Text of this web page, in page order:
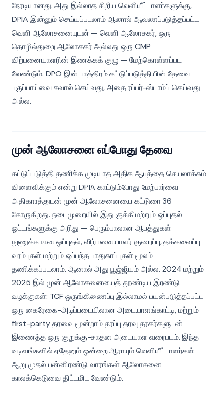
நேரடியானது. அது இல்லாத சிறிய வெளியீட்டாளர்களுக்கு,
DPIA இன்னும் செய்யப்படலாம் ஆனால் ஆவணப்படுத்தப்பட்ட
வெளி ஆலோசனையுடன் — வெளி ஆலோசகர், ஒரு
தொழில்துறை ஆலோசகர் அல்லது ஒரு CMP
விற்பனையாளரின் இணக்கக் குழு — மேற்கொள்ளப்பட
வேண்டும். DPO இன் பாத்திரம் கட்டுப்படுத்தியின் தேவை
பகுப்பாய்வை சவால் செய்வது, அதை ரப்பர்-ஸ்டாம்ப் செய்வது
அல்ல.
முன் ஆலோசனை எப்போது தேவை
கட்டுப்படுத்தி தணிக்க முடியாத அதிக ஆபத்தை செயலாக்கம்
விளைவிக்கும் என்று DPIA காட்டும்போது மேற்பார்வை
அதிகாரத்துடன் முன் ஆலோசனையை கட்டுரை 36
கோருகிறது. நடைமுறையில் இது குக்கீ மற்றும் ஒப்புதல்
ஓட்டங்களுக்கு அரிது — பெரும்பாலான ஆபத்துகள்
நுணுக்கமான ஒப்புதல், விற்பனையாளர் குறைப்பு, தக்கவைப்பு
வரம்புகள் மற்றும் ஒப்பந்த பாதுகாப்புகள் மூலம்
தணிக்கப்படலாம். ஆனால் அது பூஜ்ஜியம் அல்ல. 2024 மற்றும்
2025 இல் முன் ஆலோசனையைத் தூண்டிய இரண்டு
வழக்குகள்: TCF ஒருங்கிணைப்பு இல்லாமல் பயன்படுத்தப்பட்ட
ஒரு கைரேகை-அடிப்படையிலான அடையாளங்காட்டி, மற்றும்
first-party தரவை மூன்றாம் தரப்பு தரவு தரகர்களுடன்
இணைத்த ஒரு குறுக்கு-சாதன அடையாள வரைபடம். இந்த
வடிவங்களில் ஏதேனும் ஒன்றை ஆராயும் வெளியீட்டாளர்கள்
ஆறு முதல் பன்னிரண்டு வாரங்கள் ஆலோசனை
காலக்கெடுவை திட்டமிட வேண்டும்.